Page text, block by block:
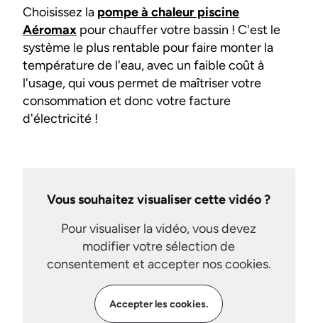
Choisissez la pompe à chaleur piscine
Aéromax pour chauffer votre bassin ! C'est le
système le plus rentable pour faire monter la
température de l'eau, avec un faible coût à
l'usage, qui vous permet de maîtriser votre
consommation et donc votre facture
d'électricité !
Vous souhaitez visualiser cette vidéo ?
Pour visualiser la vidéo, vous devez
modifier votre sélection de
consentement et accepter nos cookies.
Accepter les cookies.